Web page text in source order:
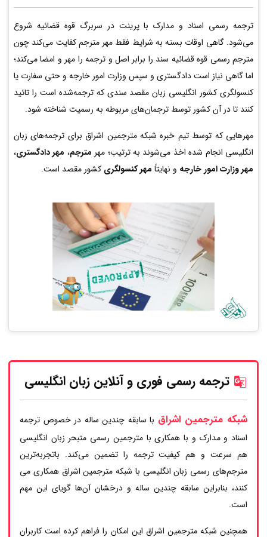
ترجمه رسمی اسناد و مدارک با پرینت در سربرگ قوه قضائیه شروع
می‌شود. گاهی اوقات بسته به شرایط فقط مهر مترجم کفایت می‌کند چون
مترجم رسمی قوه قضائیه سند را برابر اصل و ترجمه را مهر و امضا می‌کند؛
اما گاهی نیاز است دادگستری و سپس وزارت امور خارجه و حتی سفارت یا
کنسولگری کشور انگلیسی زبان مقصد سندی که ترجمه‌شده است را تائید
کنند تا در آن کشور توسط ترجمان‌های مربوطه به رسمیت شناخته شود.
مهرهایی که توسط تیم خبره شبکه مترجمین اشراق برای ترجمه‌های زبان
انگلیسی انجام شده اخذ می‌شوند به ترتیب؛ مهر مترجم، مهر دادگستری،
مهر وزارت امور خارجه و نهایتاً مهر کنسولگری کشور مقصد است.
ترجمه رسمی فوری و آنلاین زبان انگلیسی
شبکه مترجمین اشراق با سابقه چندین ساله در خصوص ترجمه
اسناد و مدارک و با همکاری با مترجمین رسمی متبحر زبان انگلیسی
هم سرعت و هم کیفیت ترجمه را تضمین می‌کند. باتجربه‌ترین
مترجم‌های رسمی زبان انگلیسی با شبکه مترجمین اشراق همکاری می
کنند، بنابراین سابقه چندین ساله و درخشان آن‌ها گویای این مهم
است.
همچنین شبکه مترجمین اشراق این امکان را فراهم کرده است کاربران